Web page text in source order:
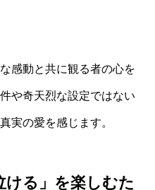
感動と共に観る者の心を
や奇天烈な設定ではない
実の愛を感じます。
ける」を楽しむた